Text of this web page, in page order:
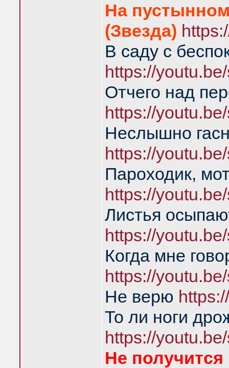
На
(Звезда)
В саду с
https://
Отчего над
https://
Неслышно
https://
Пароходик,
https://
Листья
https://
Когда мне
https://
Не верю
То ли ноги
https://
Не получится